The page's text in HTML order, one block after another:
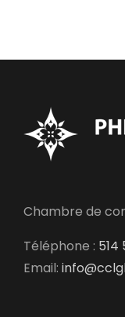
Chambre de
Téléphone : 514
Email: